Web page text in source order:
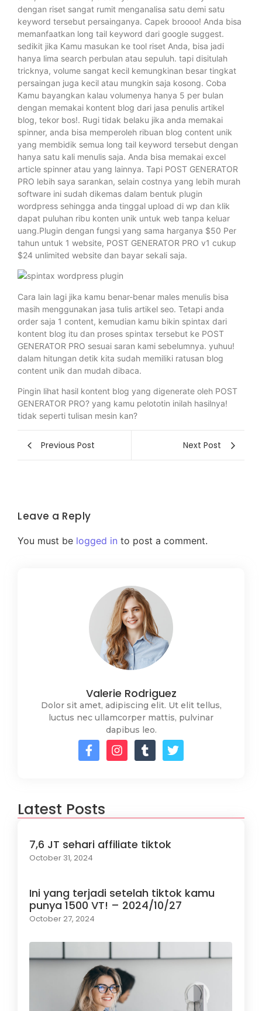
dengan riset sangat rumit menganalisa satu demi satu
keyword tersebut persainganya. Capek broooo! Anda bisa
memanfaatkan long tail keyword dari google suggest.
sedikit jika Kamu masukan ke tool riset Anda, bisa jadi
hanya lima search perbulan atau sepuluh. tapi disitulah
tricknya, volume sangat kecil kemungkinan besar tingkat
persaingan juga kecil atau mungkin saja kosong. Coba
Kamu bayangkan kalau volumenya hanya 5 per bulan
dengan memakai kontent blog dari jasa penulis artikel
blog, tekor bos!. Rugi tidak belaku jika anda memakai
spinner, anda bisa memperoleh ribuan blog content unik
yang membidik semua long tail keyword tersebut dengan
hanya satu kali menulis saja. Anda bisa memakai excel
article spinner atau yang lainnya. Tapi POST GENERATOR
PRO lebih saya sarankan, selain costnya yang lebih murah
software ini sudah dikemas dalam bentuk plugin
wordpress sehingga anda tinggal upload di wp dan klik
dapat puluhan ribu konten unik untuk web tanpa keluar
uang.Plugin dengan fungsi yang sama harganya $50 Per
tahun untuk 1 website, POST GENERATOR PRO v1 cukup
$24 unlimited website dan bayar sekali saja.
Cara lain lagi jika kamu benar-benar males menulis bisa
masih menggunakan jasa tulis artikel seo. Tetapi anda
order saja 1 content, kemudian kamu bikin spintax dari
kontent blog itu dan proses spintax tersebut ke POST
GENERATOR PRO sesuai saran kami sebelumnya. yuhuu!
dalam hitungan detik kita sudah memiliki ratusan blog
content unik dan mudah dibaca.
Pingin lihat hasil kontent blog yang digenerate oleh POST
GENERATOR PRO? yang kamu pelototin inilah hasilnya!
tidak seperti tulisan mesin kan?
Previous Post Next Post
Leave a Reply
You must be logged in to post a comment.
Valerie Rodriguez
Dolor sit amet, adipiscing elit. Ut elit tellus,
luctus nec ullamcorper mattis, pulvinar
dapibus leo.
Latest Posts
7,6 JT sehari affiliate tiktok
October 31, 2024
Ini yang terjadi setelah tiktok kamu
punya 1500 VT! – 2024/10/27
October 27, 2024